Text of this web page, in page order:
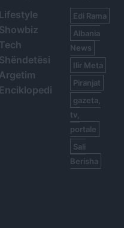
Lifestyle
Showbiz
Tech
Shëndetësi
Argetim
Enciklopedi
Edi Rama
Albania
News
Ilir Meta
Piranjat
gazeta,
tv,
portale
Sali
Berisha